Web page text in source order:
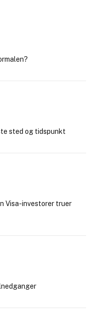
sted og tidspunkt
Visa-investorer truer